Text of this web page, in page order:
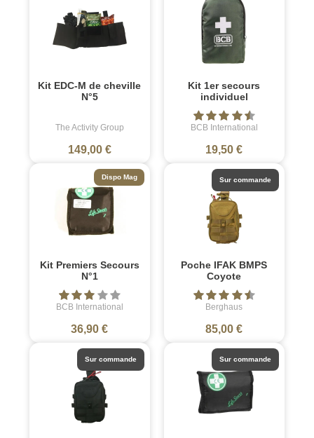
Kit EDC-M de cheville
N°5
The Activity Group
149,00 €
Kit 1er secours
individuel
BCB International
19,50 €
Kit Premiers Secours
N°1
BCB International
36,90 €
Dispo Mag
Poche IFAK BMPS
Coyote
Berghaus
85,00 €
Sur commande
Sur commande Sur commande